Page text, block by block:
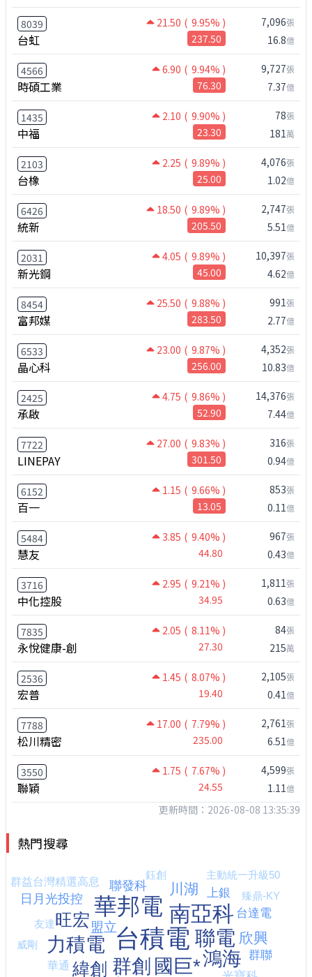
8039 21.50 ( 9.95% )
台虹 237.50
7,096張
16.8億
4566 6.90 ( 9.94% )
時碩工業 76.30
9,727張
7.37億
1435 2.10 ( 9.90% )
中福 23.30
78張
181萬
2103 2.25 ( 9.89% )
台橡 25.00
4,076張
1.02億
6426 18.50 ( 9.89% )
統新 205.50
2,747張
5.51億
2031 4.05 ( 9.89% )
新光鋼 45.00
10,397張
4.62億
8454 25.50 ( 9.88% )
富邦媒 283.50
991張
2.77億
6533 23.00 ( 9.87% )
晶心科 256.00
4,352張
10.83億
2425 4.75 ( 9.86% )
承啟 52.90
14,376張
7.44億
7722 27.00 ( 9.83% )
LINEPAY 301.50
316張
0.94億
6152 1.15 ( 9.66% )
百一 13.05
853張
0.11億
5484 3.85 ( 9.40% )
慧友 44.80
967張
0.43億
3716 2.95 ( 9.21% )
中化控股 34.95
1,811張
0.63億
7835 2.05 ( 8.11% )
永悅健康-創 27.30
84張
215萬
2536 1.45 ( 8.07% )
宏普 19.40
2,105張
0.41億
7788 17.00 ( 7.79% )
松川精密 235.00
2,761張
6.51億
3550 1.75 ( 7.67% )
聯穎 24.55
4,599張
1.11億
更新時間：2026-08-08 13:35:39
熱門搜尋